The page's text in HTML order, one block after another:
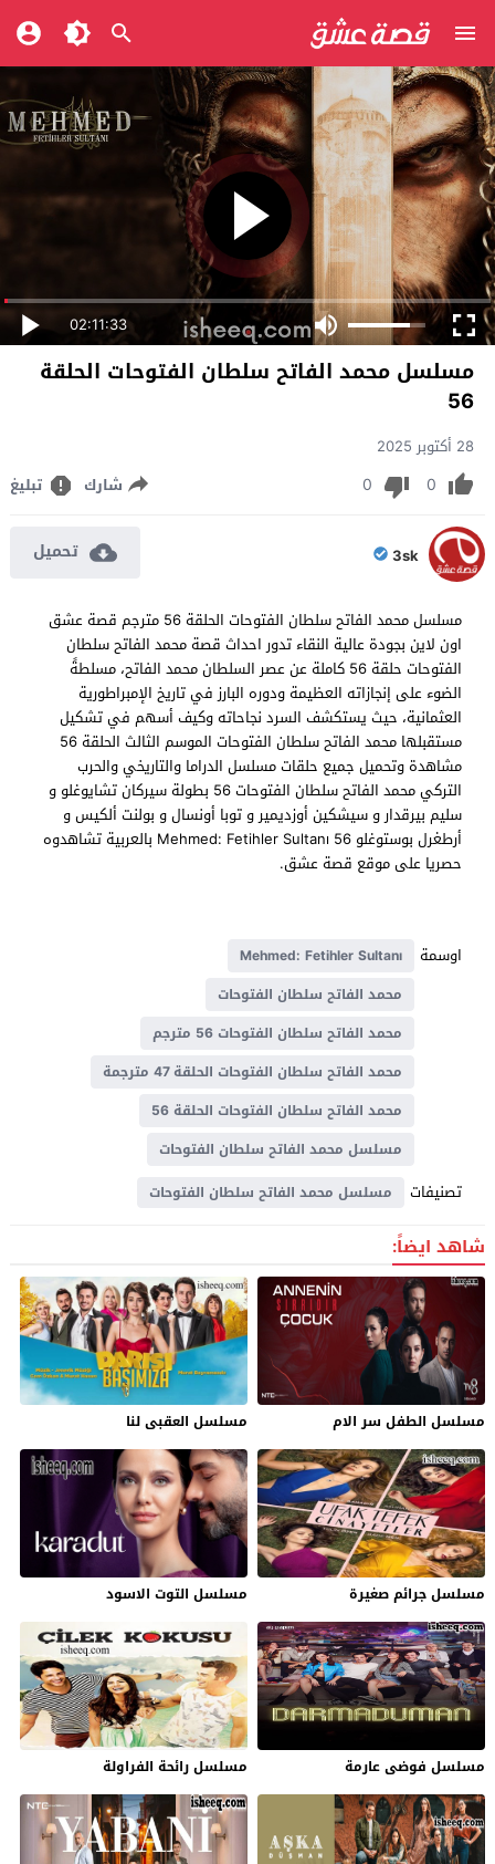
02:11:33
مسلسل محمد الفاتح سلطان الفتوحات الحلقة
56
28 أكتوبر 2025
0
0 شارك تبليغ
3sk تحميل
مسلسل محمد الفاتح سلطان الفتوحات الحلقة 56 مترجم قصة عشق
اون لاين بجودة عالية النقاء تدور احداث قصة محمد الفاتح سلطان
الفتوحات حلقة 56 كاملة عن عصر السلطان محمد الفاتح، مسلطةً
الضوء على إنجازاته العظيمة ودوره البارز في تاريخ الإمبراطورية
العثمانية، حيث يستكشف السرد نجاحاته وكيف أسهم في تشكيل
مستقبلها محمد الفاتح سلطان الفتوحات الموسم الثالث الحلقة 56
مشاهدة وتحميل جميع حلقات مسلسل الدراما والتاريخي والحرب
التركي محمد الفاتح سلطان الفتوحات 56 بطولة سيركان تشايوغلو و
سليم بيرقدار و سيشكين أوزديمير و توبا أونسال و بولنت ألكيس و
أرطغرل بوستوغلو Mehmed: Fetihler Sultanı 56 بالعربية تشاهدوه
حصريا على موقع قصة عشق.
اوسمة
Mehmed: Fetihler Sultanı
محمد الفاتح سلطان الفتوحات
محمد الفاتح سلطان الفتوحات 56 مترجم
محمد الفاتح سلطان الفتوحات الحلقة 47 مترجمة
محمد الفاتح سلطان الفتوحات الحلقة 56
مسلسل محمد الفاتح سلطان الفتوحات
تصنيفات مسلسل محمد الفاتح سلطان الفتوحات
شاهد ايضاً:
مسلسل الطفل سر الام مسلسل العقبى لنا
مسلسل جرائم صغيرة مسلسل التوت الاسود
مسلسل فوضى عارمة مسلسل رائحة الفراولة